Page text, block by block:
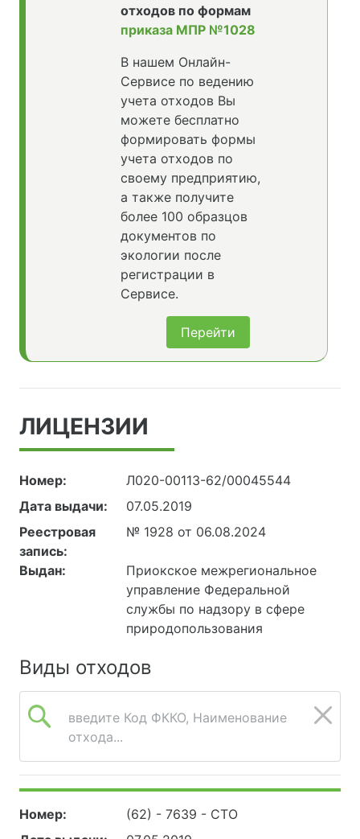
отходов по формам
приказа МПР №1028
В нашем Онлайн-
Сервисе по ведению
учета отходов Вы
можете бесплатно
формировать формы
учета отходов по
своему предприятию,
а также получите
более 100 образцов
документов по
экологии после
регистрации в
Сервисе.
Перейти
ЛИЦЕНЗИИ
Номер:
Л020-00113-62/00045544
Дата выдачи:
07.05.2019
Реестровая
запись:
№ 1928 от 06.08.2024
Выдан:
Приокское межрегиональное
управление Федеральной
службы по надзору в сфере
природопользования
Виды отходов
введите Код ФККО, Наименование
отхода...
Номер:
(62) - 7639 - СТО